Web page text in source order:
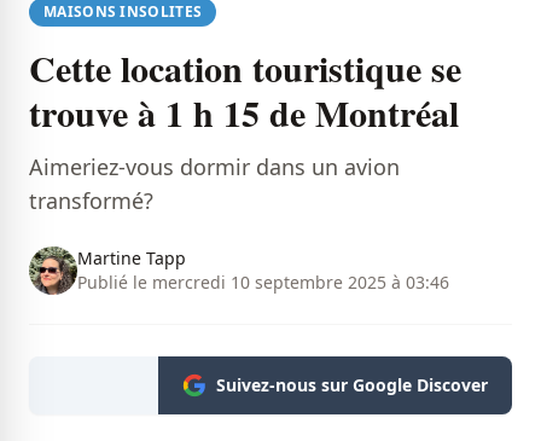
MAISONS INSOLITES
Cette location touristique se
trouve à 1 h 15 de Montréal
Aimeriez-vous dormir dans un avion
transformé?
Martine Tapp
Publié le mercredi 10 septembre 2025 à 03:46
Suivez-nous sur Google Discover